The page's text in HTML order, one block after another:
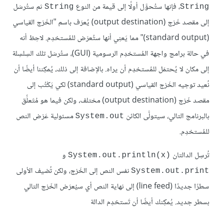
String، فإنها ستُحوَّل أولًا إلى قيمة من النوع String ثم ستُرسَل
إلى مقصد خَرْج (output destination) يُعرَف باسم "الخَرْج القياسي
(standard output)" مما يَعنِي أنها ستُعرَض للمُستخدِم. لاحِظ أنه
في حالة برامج واجهة المُستخدِم الرسومية (GUI)، ستُرسَل تلك السِلسِلة
إلى مكان لا يُحتمَل للمُستخدِم أن يراه. بالإضافة إلى ذلك، يُمكِننا أيضًا أن
نُعيد توجيه الخَرْج القياسي (standard output) لكي يَكْتُب إلى
مقصد خَرْج (output destination) مختلف، ولكن فيما هو مُتَعلِّق
بالبرنامج التالي، سيتولَّى الكائن System.out مسئولية عَرْض النص
للمُستخدِم.
تُرسِل الدالتان System.out.println(x)‎ و
System.out.print نفس النص إلى الخَرْج، ولكن تُضيف الأولى
سطرًا جديدًا (line feed) إلى نهاية النص أي سيُعرَض الخَرْج التالي
بسطر جديد. يُمكِنك أيضًا أن تَستخدِم الدالة